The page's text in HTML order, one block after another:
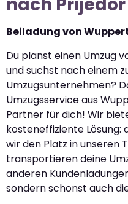
nach Prijedor
Beiladung von
Du planst einen Umzug
und suchst nach einem
Umzugsunternehmen?
Umzugsservice aus
Partner für dich! Wir
kosteneffiziente Lösung:
wir den Platz in unseren
transportieren deine
anderen
sondern schonst auch